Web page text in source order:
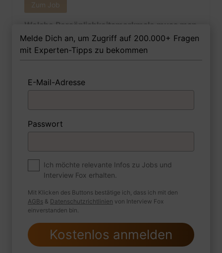
Zum Job
Welche Persönlichkeitsmerkmale muss man
als Fremdsprachenkorrespondentin
(Ausbildung) Ihrer Meinung nach besitzen,
um in dem Job erfolgreich zu sein?
1 FoxTipp Antwort schreiben Audio aufnehmen
Wie sind Sie mit einer Situation
umgegangen, in der Sie einen
leistungsschwachen Mitarbeiter hatten?
Melde Dich an, um Zugriff auf 200.000+ Fragen
mit Experten-Tipps zu bekommen
E-Mail-Adresse
Passwort
Ich möchte relevante Infos zu Jobs und
Interview Fox erhalten.
Mit Klicken des Buttons bestätige ich, dass ich mit den
AGBs & Datenschutzrichtlinien von Interview Fox
einverstanden bin.
Kostenlos anmelden